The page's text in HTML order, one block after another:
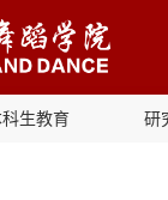
生教育 研